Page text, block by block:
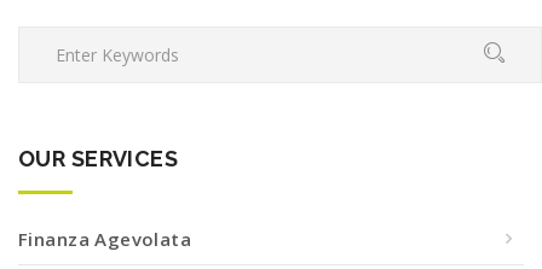
OUR SERVICES
Finanza Agevolata